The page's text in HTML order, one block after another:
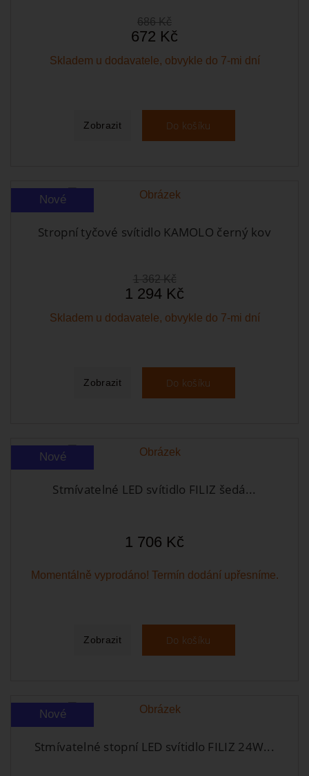
686 Kč
672 Kč
Skladem u dodavatele, obvykle do 7-mi dní
Zobrazit Do košíku
Nové
Stropní tyčové svítidlo KAMOLO černý kov
1 362 Kč
1 294 Kč
Skladem u dodavatele, obvykle do 7-mi dní
Zobrazit Do košíku
Nové
Stmívatelné LED svítidlo FILIZ šedá...
1 706 Kč
Momentálně vyprodáno! Termín dodání upřesníme.
Zobrazit Do košíku
Nové
Stmívatelné stopní LED svítidlo FILIZ 24W...